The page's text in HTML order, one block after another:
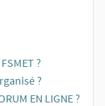
?
?
EN LIGNE ?